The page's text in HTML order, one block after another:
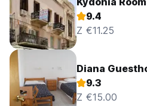
9.4
Z €11.25
Diana
9.3
Z €15.00